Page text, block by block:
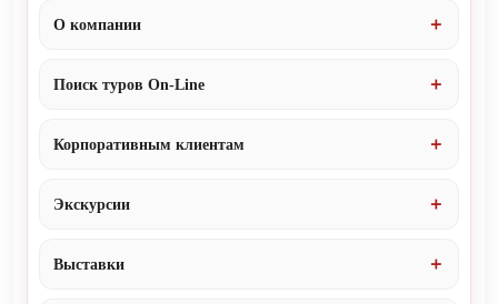
О компании
Поиск туров On-Line
Корпоративным клиентам
Экскурсии
Выставки